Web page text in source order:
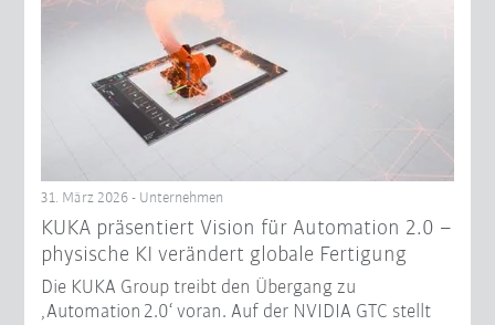
31. März 2026 - Unternehmen
KUKA präsentiert Vision für Automation 2.0 –
physische KI verändert globale Fertigung
Die KUKA Group treibt den Übergang zu
‚Automation 2.0‘ voran. Auf der NVIDIA GTC stellt